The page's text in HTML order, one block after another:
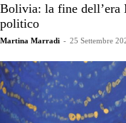
Bolivia: la fine dell’era
politico
Martina Marradi - 25 Settembre